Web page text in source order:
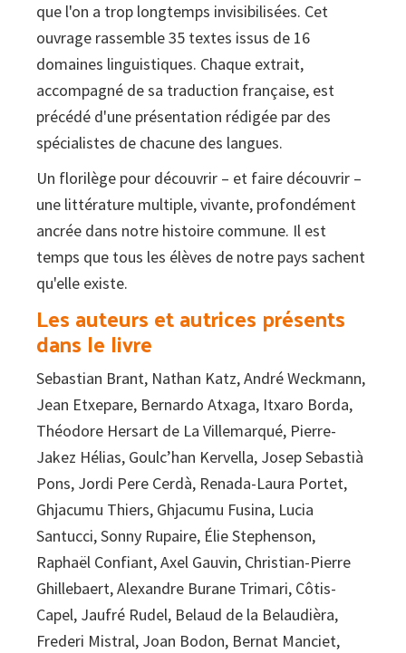
que l'on a trop longtemps invisibilisées. Cet
ouvrage rassemble 35 textes issus de 16
domaines linguistiques. Chaque extrait,
accompagné de sa traduction française, est
précédé d'une présentation rédigée par des
spécialistes de chacune des langues.
Un florilège pour découvrir – et faire découvrir –
une littérature multiple, vivante, profondément
ancrée dans notre histoire commune. Il est
temps que tous les élèves de notre pays sachent
qu'elle existe.
Les auteurs et autrices présents
dans le livre
Sebastian Brant, Nathan Katz, André Weckmann,
Jean Etxepare, Bernardo Atxaga, Itxaro Borda,
Théodore Hersart de La Villemarqué, Pierre-
Jakez Hélias, Goulc’han Kervella, Josep Sebastià
Pons, Jordi Pere Cerdà, Renada-Laura Portet,
Ghjacumu Thiers, Ghjacumu Fusina, Lucia
Santucci, Sonny Rupaire, Élie Stephenson,
Raphaël Confiant, Axel Gauvin, Christian-Pierre
Ghillebaert, Alexandre Burane Trimari, Côtis-
Capel, Jaufré Rudel, Belaud de la Belaudièra,
Frederi Mistral, Joan Bodon, Bernat Manciet,